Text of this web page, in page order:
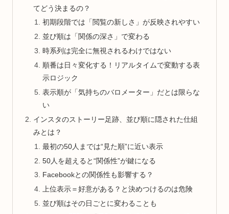
てどう決まるの？
初期段階では「閲覧の新しさ」が反映されやすい
並び順は「関係の深さ」で変わる
時系列は完全に無視されるわけではない
順番は日々変化する！リアルタイムで変動する表
示ロジック
表示順が「気持ちのバロメーター」だとは限らな
い
インスタのストーリー足跡、並び順に隠された仕組
みとは？
最初の50人までは“見た順”に近い表示
50人を超えると“関係性”が鍵になる
Facebookとの関係性も影響する？
上位表示＝好意がある？と決めつけるのは危険
並び順はその日ごとに変わることも